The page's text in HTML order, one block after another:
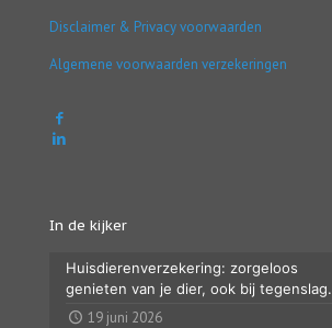
Disclaimer & Privacy voorwaarden
Algemene voorwaarden verzekeringen
In de kijker
Huisdierenverzekering: zorgeloos
genieten van je dier, ook bij tegenslag.
19 juni 2026